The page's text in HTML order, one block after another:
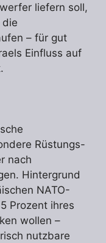
liefern soll,
die
– für gut
Einfluss auf
Rüstungs-
nach
Hintergrund
NATO-
Prozent ihres
wollen –
nutzbare